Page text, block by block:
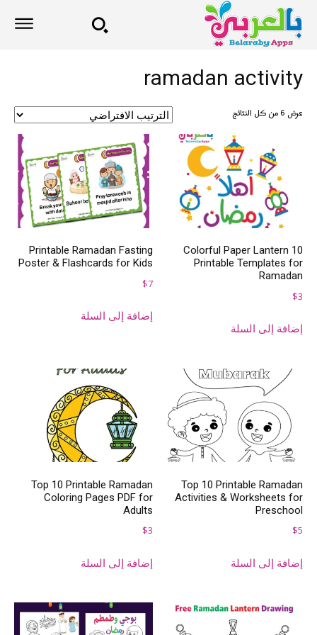
ramadan activity
عرض ⁦6⁩ من كل النتائج
10 Colorful Paper Lantern
Printable Templates for
Ramadan
$3
إضافة إلى السلة
Printable Ramadan Fasting
Poster & Flashcards for Kids
$7
إضافة إلى السلة
Top 10 Printable Ramadan
Activities & Worksheets for
Preschool
$5
إضافة إلى السلة
Top 10 Printable Ramadan
Coloring Pages PDF for
Adults
$3
إضافة إلى السلة